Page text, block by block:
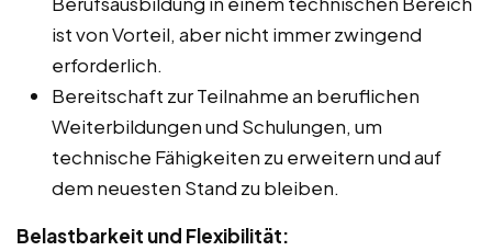
ist von Vorteil, aber nicht immer zwingend
erforderlich.
Bereitschaft zur Teilnahme an beruflichen
Weiterbildungen und Schulungen, um
technische Fähigkeiten zu erweitern und auf
dem neuesten Stand zu bleiben.
Belastbarkeit und Flexibilität: